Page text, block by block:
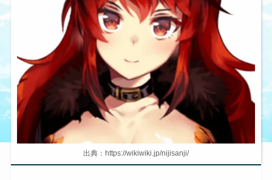
出典：https://wikiwiki.jp/nijisanji/